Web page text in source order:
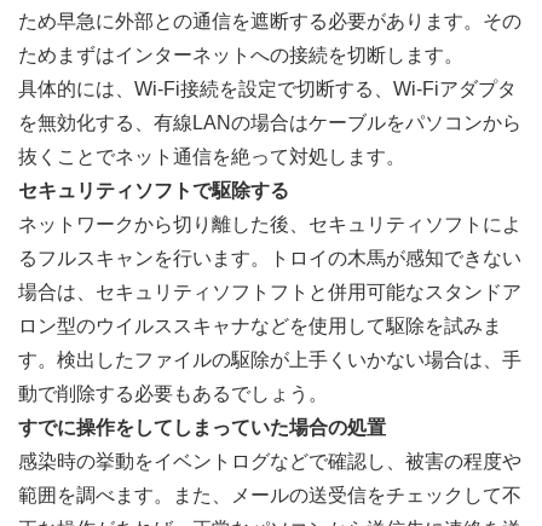
ため早急に外部との通信を遮断する必要があります。その
ためまずはインターネットへの接続を切断します。
具体的には、Wi-Fi接続を設定で切断する、Wi-Fiアダプタ
を無効化する、有線LANの場合はケーブルをパソコンから
抜くことでネット通信を絶って対処します。
セキュリティソフトで駆除する
ネットワークから切り離した後、セキュリティソフトによ
るフルスキャンを行います。トロイの木馬が感知できない
場合は、セキュリティソフトフトと併用可能なスタンドア
ロン型のウイルススキャナなどを使用して駆除を試みま
す。検出したファイルの駆除が上手くいかない場合は、手
動で削除する必要もあるでしょう。
すでに操作をしてしまっていた場合の処置
感染時の挙動をイベントログなどで確認し、被害の程度や
範囲を調べます。また、メールの送受信をチェックして不